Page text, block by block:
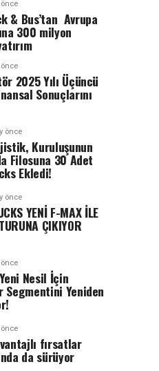
önce
& Bus’tan Avrupa
300 milyon
önce
2025 Yılı Üçüncü
Sonuçlarını
önce
Kuruluşunun
Filosuna 30 Adet
Ekledi!
önce
YENİ F-MAX İLE
ÇIKIYOR
önce
Nesil İçin
Segmentini Yeniden
önce
fırsatlar
da sürüyor